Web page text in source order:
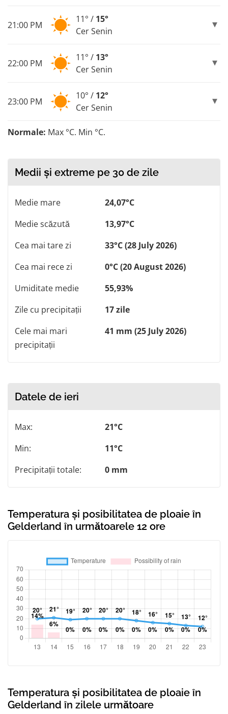
21:00 PM
11° / 15°
Cer Senin
22:00 PM
11° / 13°
Cer Senin
23:00 PM
10° / 12°
Cer Senin
Normale: Max °C. Min °C.
Medii și extreme pe 30 de zile
Medie mare
24,07°C
Medie scăzută
13,97°C
Cea mai tare zi
33°C (28 July 2026)
Cea mai rece zi
0°C (20 August 2026)
Umiditate medie
55,93%
Zile cu precipitații
17 zile
Cele mai mari
precipitații
41 mm (25 July 2026)
Datele de ieri
Max:
21°C
Min:
11°C
Precipitații totale:
0 mm
Temperatura și posibilitatea de ploaie în
Gelderland în următoarele 12 ore
Temperatura și posibilitatea de ploaie în
Gelderland în zilele următoare